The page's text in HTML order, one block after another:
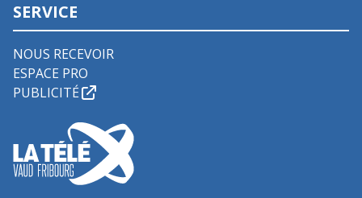
SERVICE
NOUS RECEVOIR
ESPACE PRO
PUBLICITÉ